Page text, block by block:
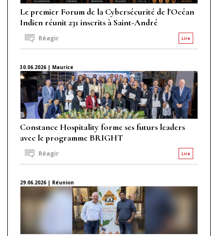
Le premier Forum de la Cybersécurité de l'Océan
Indien réunit 231 inscrits à Saint-André
Lire
Réagir
30.06.2026 | Maurice
Constance Hospitality forme ses futurs leaders
avec le programme BRIGHT
Lire
Réagir
29.06.2026 | Réunion